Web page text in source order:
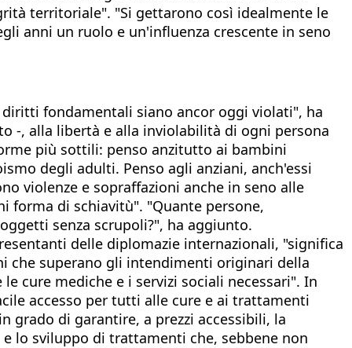
territoriale". "Si gettarono così idealmente le
anni un ruolo e un'influenza crescente in seno
fondamentali siano ancor oggi violati", ha
-, alla libertà e alla inviolabilità di ogni persona
più sottili: penso anzitutto ai bambini
degli adulti. Penso agli anziani, anch'essi
violenze e sopraffazioni anche in seno alle
forma di schiavitù". "Quante persone,
senza scrupoli?", ha aggiunto.
delle diplomazie internazionali, "significa
che superano gli intendimenti originari della
cure mediche e i servizi sociali necessari". In
accesso per tutti alle cure e ai trattamenti
grado di garantire, a prezzi accessibili, la
lo sviluppo di trattamenti che, sebbene non